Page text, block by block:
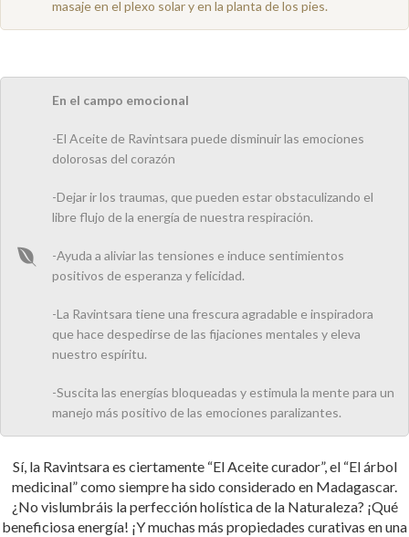
masaje en el plexo solar y en la planta de los pies.
En el campo emocional
-El Aceite de Ravintsara puede disminuir las emociones
dolorosas del corazón
-Dejar ir los traumas, que pueden estar obstaculizando el
libre flujo de la energía de nuestra respiración.
-Ayuda a aliviar las tensiones e induce sentimientos
positivos de esperanza y felicidad.
-La Ravintsara tiene una frescura agradable e inspiradora
que hace despedirse de las fijaciones mentales y eleva
nuestro espíritu.
-Suscita las energías bloqueadas y estimula la mente para un
manejo más positivo de las emociones paralizantes.
Sí, la Ravintsara es ciertamente “El Aceite curador”, el “El árbol
medicinal” como siempre ha sido considerado en Madagascar.
¿No vislumbráis la perfección holística de la Naturaleza? ¡Qué
beneficiosa energía! ¡Y muchas más propiedades curativas en una